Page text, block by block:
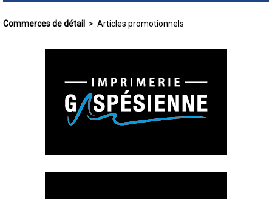
Commerces de détail > Articles promotionnels